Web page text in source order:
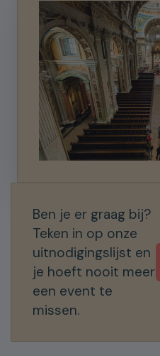
Ben je er graag bij?
Teken in op onze
uitnodigingslijst en
je hoeft nooit meer
een event te
missen.
Schrijf je in voor
VERZENDEN